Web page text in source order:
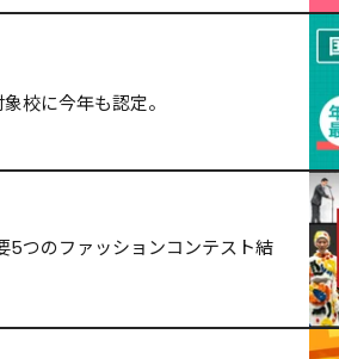
校に今年も認定。
5つのファッションコンテスト結